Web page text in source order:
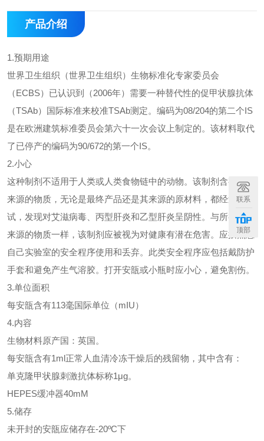
产品介绍
1.预期用途
世界卫生组织（世界卫生组织）生物标准化专家委员会
（ECBS）已认识到（2006年）需要一种替代性的促甲状腺抗体
（TSAb）国际标准来校准TSAb测定。编码为08/204的第二个IS
是在欧洲建筑标准委员会第六十一次会议上制定的。该材料取代
了已停产的编码为90/672的第一个IS。
2.小心
这种制剂不适用于人类或人类食物链中的动物。该制剂含有人类
来源的物质，无论是最终产品还是其来源的原材料，都经过测
试，发现对艾滋病毒、丙型肝炎和乙型肝炎呈阴性。与所有生物
来源的物质一样，该制剂应被视为对健康有潜在危害。应按照您
自己实验室的安全程序使用和丢弃。此类安全程序应包括戴防护
手套和避免产生气溶胶。打开安瓿或小瓶时应小心，避免割伤。
3.单位面积
每安瓿含有113毫国际单位（mIU）
4.内容
生物材料原产国：英国。
每安瓿含有1ml正常人血清冷冻干燥后的残留物，其中含有：
单克隆甲状腺刺激抗体标称1μg。
HEPES缓冲器40mM
5.储存
未开封的安瓿应储存在-20ºC下
联系
顶部